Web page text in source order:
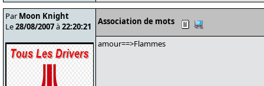
Par Moon Knight
Le28/08/2007à22:20:21 Association de mots
amour==>Flammes